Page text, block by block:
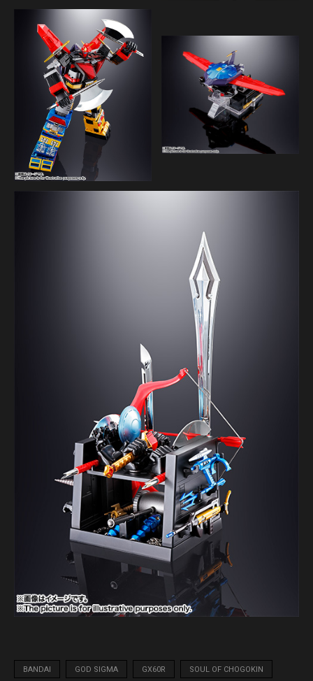
BANDAI GOD SIGMA GX60R SOUL OF CHOGOKIN